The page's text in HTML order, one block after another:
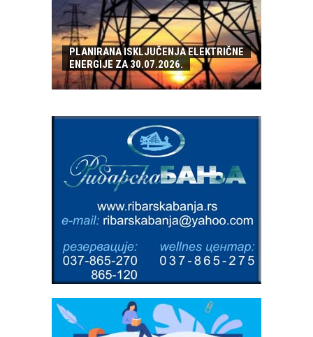
PLANIRANA ISKLJUČENJA ELEKTRIČNE
ENERGIJE ZA 30.07.2026.